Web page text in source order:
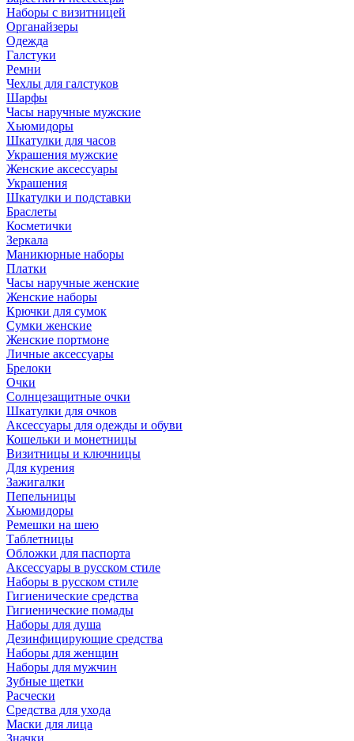
Наборы с визитницей
Органайзеры
Одежда
Галстуки
Ремни
Чехлы для галстуков
Шарфы
Часы наручные мужские
Хьюмидоры
Шкатулки для часов
Украшения мужские
Женские аксессуары
Украшения
Шкатулки и подставки
Браслеты
Косметички
Зеркала
Маникюрные наборы
Платки
Часы наручные женские
Женские наборы
Крючки для сумок
Сумки женские
Женские портмоне
Личные аксессуары
Брелоки
Очки
Солнцезащитные очки
Шкатулки для очков
Аксессуары для одежды и обуви
Кошельки и монетницы
Визитницы и ключницы
Для курения
Зажигалки
Пепельницы
Хьюмидоры
Ремешки на шею
Таблетницы
Обложки для паспорта
Аксессуары в русском стиле
Наборы в русском стиле
Гигиенические средства
Гигиенические помады
Наборы для душа
Дезинфицирующие средства
Наборы для женщин
Наборы для мужчин
Зубные щетки
Расчески
Средства для ухода
Маски для лица
Значки